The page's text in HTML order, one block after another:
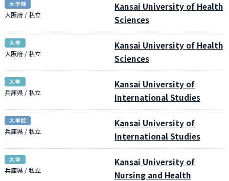
大阪府 / 私立
Kansai University of Health
Sciences
大阪府 / 私立
Kansai University of Health
Sciences
兵庫県 / 私立
Kansai University of
International Studies
兵庫県 / 私立
Kansai University of
International Studies
兵庫県 / 私立
Kansai University of
Nursing and Health